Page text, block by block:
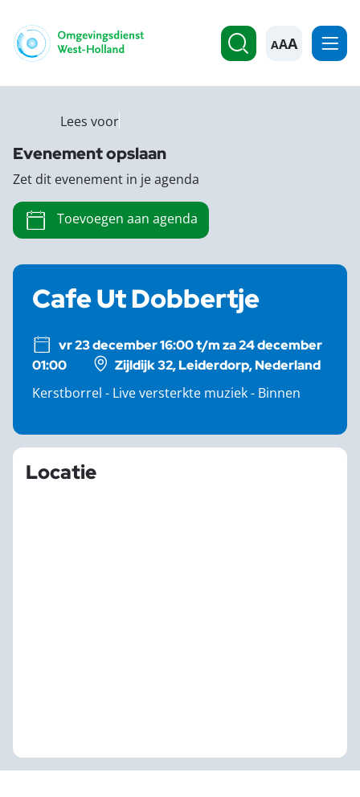
A
Cafe Ut Dobbertje
vr 23 december 16:00 t/m za 24 december
01:00
Zijldijk 32, Leiderdorp, Nederland
Kerstborrel - Live versterkte muziek - Binnen
Locatie
Lees voor
Evenement opslaan
Zet dit evenement in je agenda
Toevoegen aan agenda